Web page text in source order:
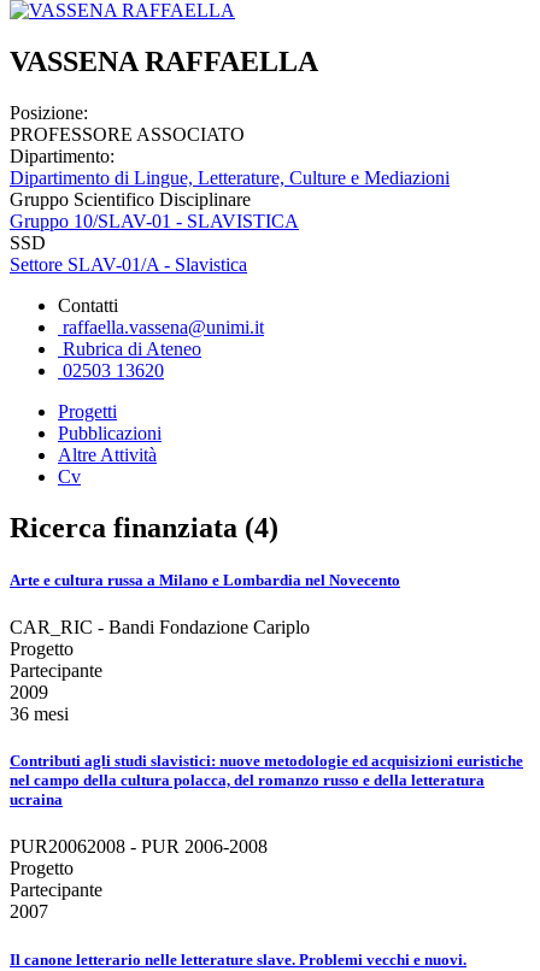
VASSENA RAFFAELLA
Posizione:
PROFESSORE ASSOCIATO
Dipartimento:
Dipartimento di Lingue, Letterature, Culture e Mediazioni
Gruppo Scientifico Disciplinare
Gruppo 10/SLAV-01 - SLAVISTICA
SSD
Settore SLAV-01/A - Slavistica
Contatti
raffaella.vassena@unimi.it
Rubrica di Ateneo
02503 13620
Progetti
Pubblicazioni
Altre Attività
Cv
Ricerca finanziata (4)
Arte e cultura russa a Milano e Lombardia nel Novecento
CAR_RIC - Bandi Fondazione Cariplo
Progetto
Partecipante
2009
36 mesi
Contributi agli studi slavistici: nuove metodologie ed acquisizioni euristiche
nel campo della cultura polacca, del romanzo russo e della letteratura
ucraina
PUR20062008 - PUR 2006-2008
Progetto
Partecipante
2007
Il canone letterario nelle letterature slave. Problemi vecchi e nuovi.